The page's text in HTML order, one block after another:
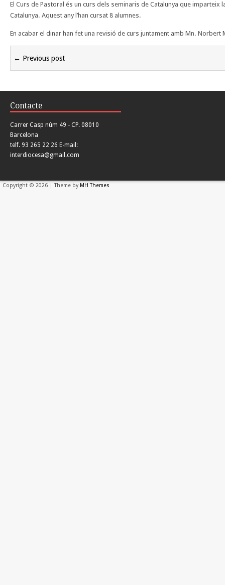
El Curs de Pastoral és un curs dels seminaris de Catalunya que imparteix
Catalunya. Aquest any l’han cursat 8 alumnes.
En acabar el dinar han fet una revisió de curs juntament amb Mn.
← Previous post
Contacte
Carrer Casp núm 49 - CP. 08010
Barcelona
telf. 93 265 22 26 E-mail:
interdiocesa@gmail.com
Copyright © 2026 | Theme by MH Themes